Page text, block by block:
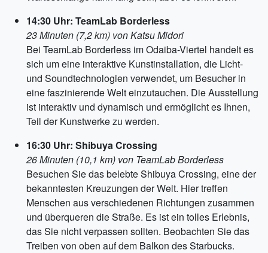
14:30 Uhr: TeamLab Borderless
23 Minuten (7,2 km) von Katsu Midori
Bei TeamLab Borderless im Odaiba-Viertel handelt es
sich um eine interaktive Kunstinstallation, die Licht-
und Soundtechnologien verwendet, um Besucher in
eine faszinierende Welt einzutauchen. Die Ausstellung
ist interaktiv und dynamisch und ermöglicht es Ihnen,
Teil der Kunstwerke zu werden.
16:30 Uhr: Shibuya Crossing
26 Minuten (10,1 km) von TeamLab Borderless
Besuchen Sie das belebte Shibuya Crossing, eine der
bekanntesten Kreuzungen der Welt. Hier treffen
Menschen aus verschiedenen Richtungen zusammen
und überqueren die Straße. Es ist ein tolles Erlebnis,
das Sie nicht verpassen sollten. Beobachten Sie das
Treiben von oben auf dem Balkon des Starbucks.